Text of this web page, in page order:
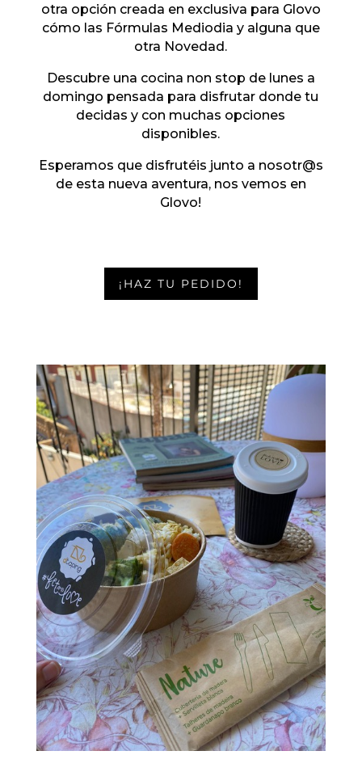
otra opción creada en exclusiva para Glovo
cómo las Fórmulas Mediodia y alguna que
otra Novedad.
Descubre una cocina non stop de lunes a
domingo pensada para disfrutar donde tu
decidas y con muchas opciones
disponibles.
Esperamos que disfrutéis junto a nosotr@s
de esta nueva aventura, nos vemos en
Glovo!
¡HAZ TU PEDIDO!
¡Bienvenid@s a dtaping!
Ya puedes reservar tu mesa en dtaping y
descubrir todo lo que hemos preparado para ti.
Prepárate para una experiencia única en nuestro
local… Donde nuestro equipo de profesionales
te espera con la mejor a las sonrisas, para que
disfrutes como nunca de una propuesta gastro
desenfadada, con platos y opciones para todos
los gustos y sobre todo muy buen ambiente.
RESERVA AHORA